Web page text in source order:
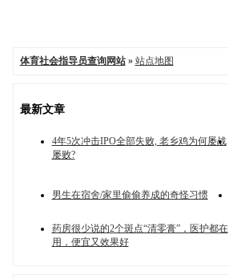
体育社会指导员查询网站» 站点地图
最新文章
4年5次冲击IPO全部失败, 老乡鸡为何屡战
屡败?
男生在宿舍/家里偷偷养成的奇怪习惯
药房很少说的2个斑点“清零膏”，医护都在
用，便宜又效果好